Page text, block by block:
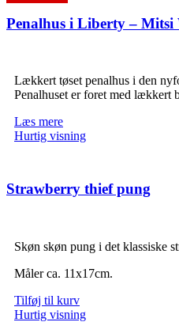
Penalhus i Liberty – Mitsi
Lækkert tøset penalhus i den
Penalhuset er foret med lækkert
Læs mere
Hurtig visning
Strawberry thief pung
Skøn skøn pung i det klassiske
Måler ca. 11x17cm.
Tilføj til kurv
Hurtig visning